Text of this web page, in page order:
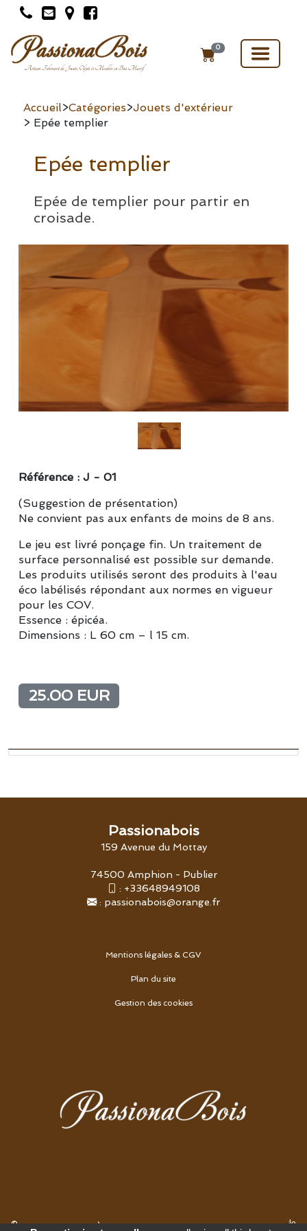
Toggle
0
Accueil>Catégories>Jouets d'extérieur
> Epée templier
Epée templier
Epée de templier pour partir en
croisade.
Référence : J - 01
(Suggestion de présentation)
Ne convient pas aux enfants de moins de 8 ans.
Le jeu est livré ponçage fin. Un traitement de
surface personnalisé est possible sur demande.
Les produits utilisés seront des produits à l'eau
éco labélisés répondant aux normes en vigueur
pour les COV.
Essence : épicéa.
Dimensions : L 60 cm – l 15 cm.
25.00 EUR
Passionabois
159 Avenue du Mottay
74500 Amphion - Publier
: +33648949108
: passionabois@orange.fr
Mentions légales & CGV
Plan du site
Gestion des cookies
© 2026 Agence Web Thonon Les Bains -
Référencement Google